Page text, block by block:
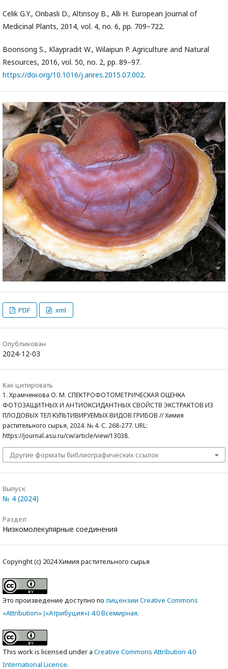
Celık G.Y., Onbaslı D., Altınsoy B., Allı H. European Journal of
Medicinal Plants, 2014, vol. 4, no. 6, pp. 709–722.
Boonsong S., Klaypradit W., Wilaipun P. Agriculture and Natural
Resources, 2016, vol. 50, no. 2, pp. 89–97.
https://doi.org/10.1016/j.anres.2015.07.002.
PDF xml
Опубликован
2024-12-03
Как цитировать
1. Храмченкова О. М. СПЕКТРОФОТОМЕТРИЧЕСКАЯ ОЦЕНКА
ФОТОЗАЩИТНЫХ И АНТИОКСИДАНТНЫХ СВОЙСТВ ЭКСТРАКТОВ ИЗ
ПЛОДОВЫХ ТЕЛ КУЛЬТИВИРУЕМЫХ ВИДОВ ГРИБОВ // Химия
растительного сырья, 2024. № 4. С. 268-277. URL:
https://journal.asu.ru/cw/article/view/13038.
Другие форматы библиографических ссылок
Выпуск
№ 4 (2024)
Раздел
Низкомолекулярные соединения
Copyright (c) 2024 Химия растительного сырья
Это произведение доступно по лицензии Creative Commons
«Attribution» («Атрибуция») 4.0 Всемирная.
This work is licensed under a Creative Commons Attribution 4.0
International License.